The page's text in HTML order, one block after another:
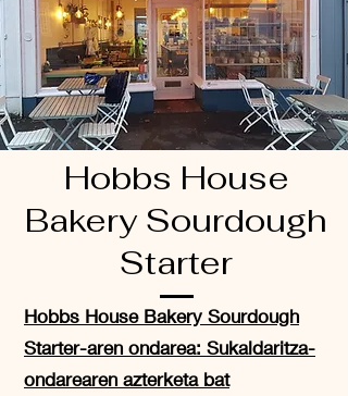
Hobbs House
Bakery Sourdough
Starter
Hobbs House Bakery Sourdough
Starter-aren ondarea: Sukaldaritza-
ondarearen azterketa bat